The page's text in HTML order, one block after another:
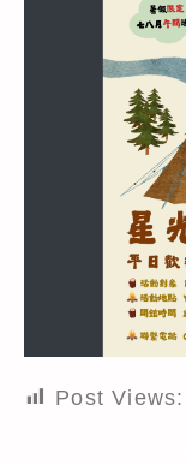
Post Views: